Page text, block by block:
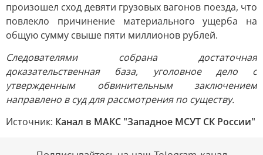
произошел сход девяти грузовых вагонов поезда, что
повлекло причинение материального ущерба на
общую сумму свыше пяти миллионов рублей.
Следователями собрана достаточная
доказательственная база, уголовное дело с
утвержденным обвинительным заключением
направлено в суд для рассмотрения по существу.
Источник: Канал в МАКС "Западное МСУТ СК России"